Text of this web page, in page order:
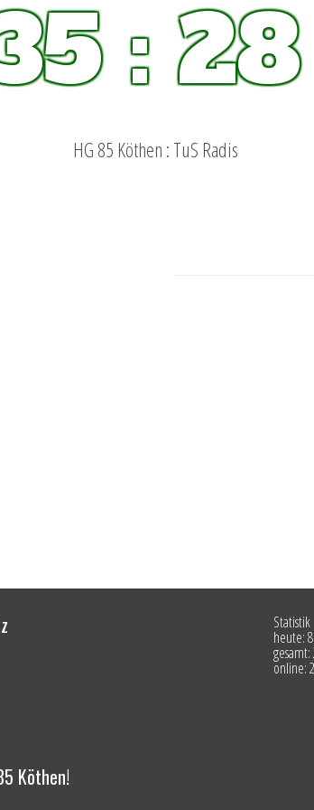
: 28
HG 85 Köthen : TuS Radis
Statistik
heute:
gesamt:
online:
Köthen!